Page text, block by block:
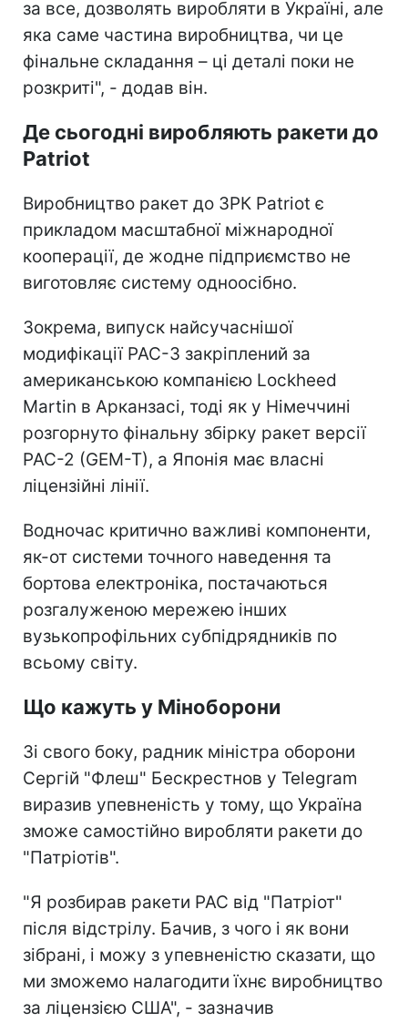
за все, дозволять виробляти в Україні, але
яка саме частина виробництва, чи це
фінальне складання – ці деталі поки не
розкриті", - додав він.
Де сьогодні виробляють ракети до
Patriot
Виробництво ракет до ЗРК Patriot є
прикладом масштабної міжнародної
кооперації, де жодне підприємство не
виготовляє систему одноосібно.
Зокрема, випуск найсучаснішої
модифікації PAC-3 закріплений за
американською компанією Lockheed
Martin в Арканзасі, тоді як у Німеччині
розгорнуто фінальну збірку ракет версії
PAC-2 (GEM-T), а Японія має власні
ліцензійні лінії.
Водночас критично важливі компоненти,
як-от системи точного наведення та
бортова електроніка, постачаються
розгалуженою мережею інших
вузькопрофільних субпідрядників по
всьому світу.
Що кажуть у Міноборони
Зі свого боку, радник міністра оборони
Сергій "Флеш" Бескрестнов у Telegram
виразив упевненість у тому, що Україна
зможе самостійно виробляти ракети до
"Патріотів".
"Я розбирав ракети PAC від "Патріот"
після відстрілу. Бачив, з чого і як вони
зібрані, і можу з упевненістю сказати, що
ми зможемо налагодити їхнє виробництво
за ліцензією США", - зазначив